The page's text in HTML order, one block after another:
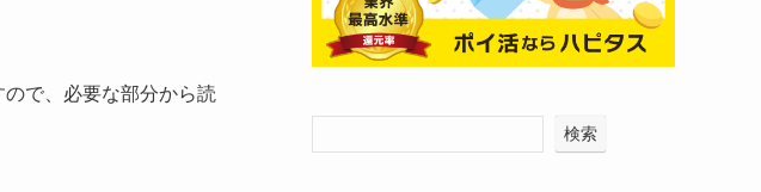
で、必要な部分から読
検索